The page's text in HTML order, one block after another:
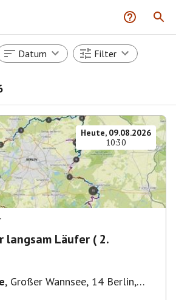
Datum Filter
Heute, 09.08.2026
10:30
langsam Läufer ( 2.
, Großer Wannsee, 14 Berlin,